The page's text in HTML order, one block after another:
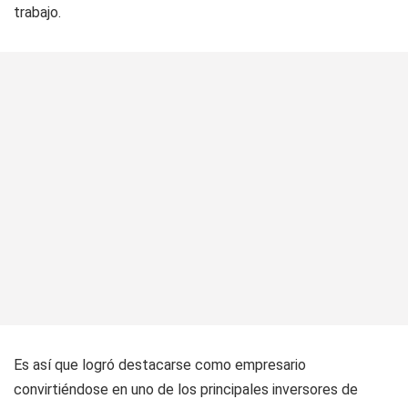
trabajo.
Es así que logró destacarse como empresario
convirtiéndose en uno de los principales inversores de